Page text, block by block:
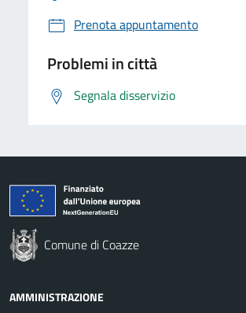
Prenota appuntamento
Problemi in città
Segnala disservizio
Comune di Coazze
AMMINISTRAZIONE